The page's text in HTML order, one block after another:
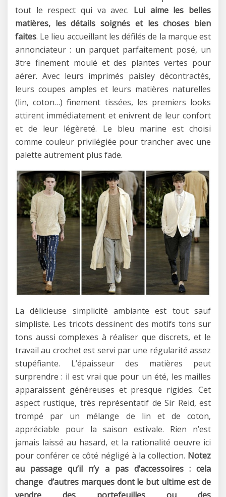
tout le respect qui va avec. Lui aime les belles
matières, les détails soignés et les choses bien
faites. Le lieu accueillant les défilés de la marque est
annonciateur : un parquet parfaitement posé, un
âtre finement moulé et des plantes vertes pour
aérer. Avec leurs imprimés paisley décontractés,
leurs coupes amples et leurs matières naturelles
(lin, coton…) finement tissées, les premiers looks
attirent immédiatement et enivrent de leur confort
et de leur légèreté. Le bleu marine est choisi
comme couleur privilégiée pour trancher avec une
palette autrement plus fade.
La délicieuse simplicité ambiante est tout sauf
simpliste. Les tricots dessinent des motifs tons sur
tons aussi complexes à réaliser que discrets, et le
travail au crochet est servi par une régularité assez
stupéfiante. L’épaisseur des matières peut
surprendre : il est vrai que pour un été, les mailles
apparaissent généreuses et presque rigides. Cet
aspect rustique, très représentatif de Sir Reid, est
trompé par un mélange de lin et de coton,
appréciable pour la saison estivale. Rien n’est
jamais laissé au hasard, et la rationalité oeuvre ici
pour conférer ce côté négligé à la collection. Notez
au passage qu’il n’y a pas d’accessoires : cela
change d’autres marques dont le but ultime est de